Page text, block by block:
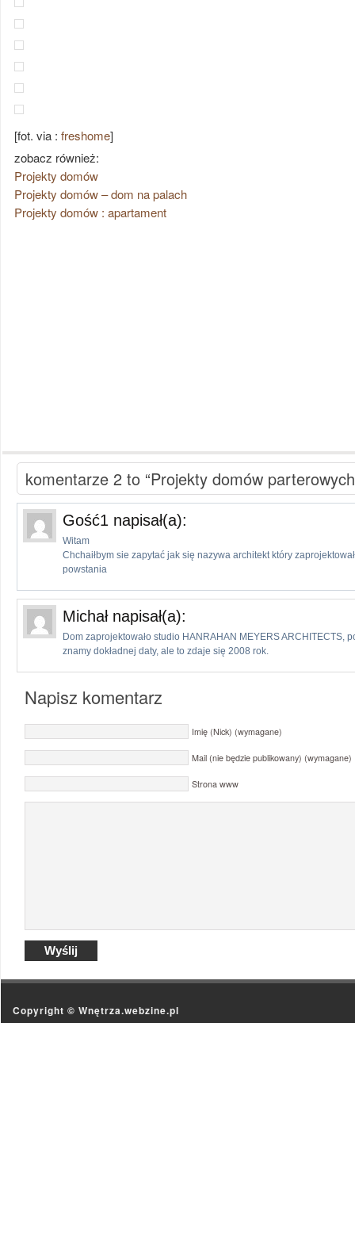
[fot. via : freshome]
zobacz również:
Projekty domów
Projekty domów – dom na palach
Projekty domów : apartament
komentarze 2 to “Projekty domów
Gość1 napisał(a):
Witam
Chchaiłbym sie zapytać jak się nazywa architekt który
powstania
Michał napisał(a):
Dom zaprojektowało studio HANRAHAN MEYERS ARCHITECTS,
znamy dokładnej daty, ale to zdaje się 2008 rok.
Napisz komentarz
Imię (Nick) (wymagane)
Mail (nie będzie publikowany) (wymagane)
Strona www
Copyright © Wnętrza.webzine.pl